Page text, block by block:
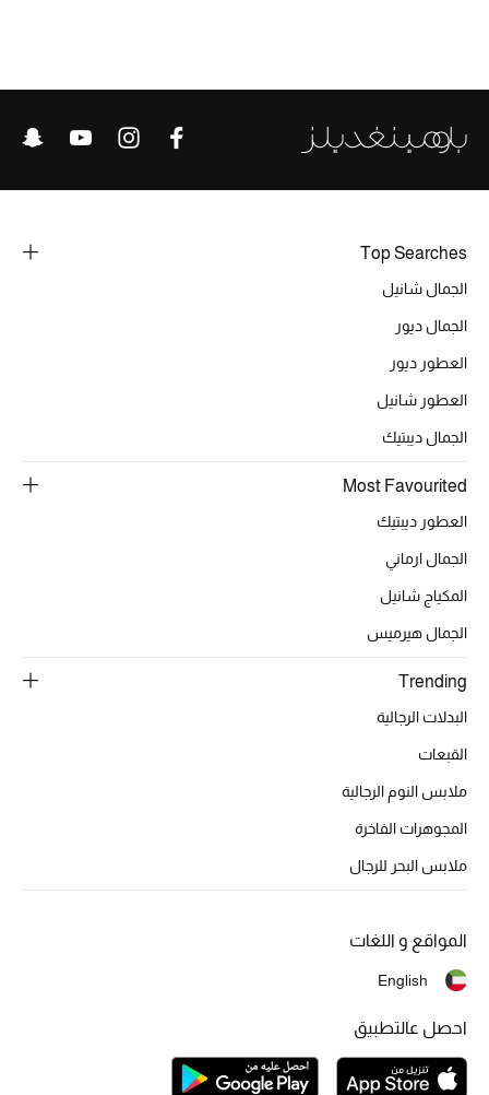
الموسم الجديد
الحقائب النسائية
دليل ملتزمات الحقائب
حقائب رجالية
أبرز المصممين
أبرز الحقائب
تسوقوا الحقائب
أحذية النسائية
تشكيلة الأحذية
أحذية للأطفال
تسوقوا الأحذية
Top Searches
الجمال شانيل
الجمال ديور
العطور ديور
العطور شانيل
الجمال ديبتيك
Most Favourited
العطور ديبتيك
الجمال ارماني
المكياج شانيل
الجمال هيرميس
Trending
البدلات الرجالية
القبعات
ملابس النوم الرجالية
المجوهرات الفاخرة
ملابس البحر للرجال
المواقع و اللغات
English
احصل عالتطبيق